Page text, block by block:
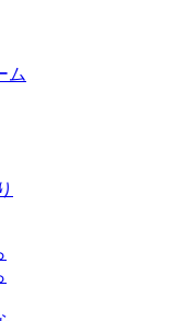
ム